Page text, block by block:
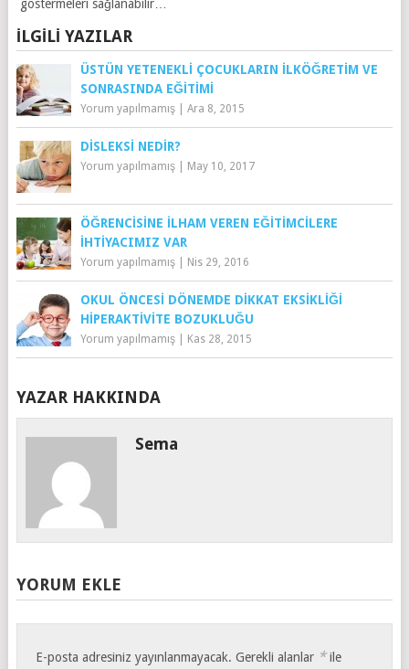
göstermeleri sağlanabilir…
İLGILI YAZILAR
ÜSTÜN YETENEKLI ÇOCUKLARIN İLKÖĞRETIM VE
SONRASINDA EĞITIMI
Yorum yapılmamış| Ara 8, 2015
DISLEKSI NEDIR?
Yorum yapılmamış| May 10, 2017
ÖĞRENCISINE İLHAM VEREN EĞITIMCILERE
İHTIYACIMIZ VAR
Yorum yapılmamış| Nis 29, 2016
OKUL ÖNCESI DÖNEMDE DIKKAT EKSIKLIĞI
HIPERAKTIVITE BOZUKLUĞU
Yorum yapılmamış| Kas 28, 2015
YAZAR HAKKINDA
Sema
YORUM EKLE
E-posta adresiniz yayınlanmayacak. Gerekli alanlar *ile